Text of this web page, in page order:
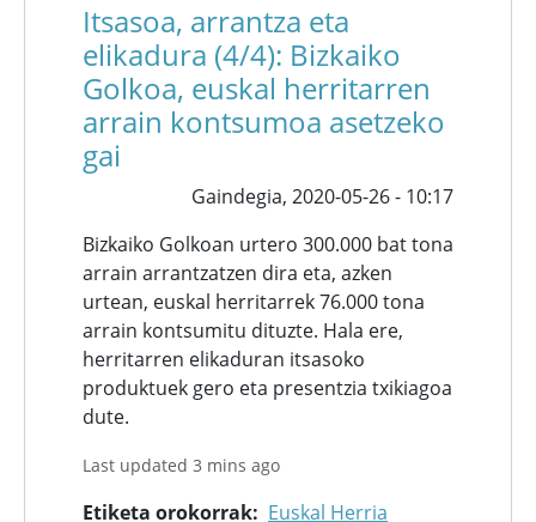
Itsasoa, arrantza eta
elikadura (4/4): Bizkaiko
Golkoa, euskal herritarren
arrain kontsumoa asetzeko
gai
Gaindegia, 2020-05-26 - 10:17
Bizkaiko Golkoan urtero 300.000 bat tona
arrain arrantzatzen dira eta, azken
urtean, euskal herritarrek 76.000 tona
arrain kontsumitu dituzte. Hala ere,
herritarren elikaduran itsasoko
produktuek gero eta presentzia txikiagoa
dute.
Last updated 3 mins ago
Etiketa orokorrak
Euskal Herria